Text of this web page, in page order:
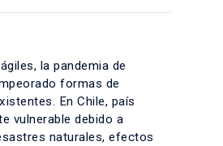
la pandemia de
formas de
En Chile, país
vulnerable debido a
naturales, efectos